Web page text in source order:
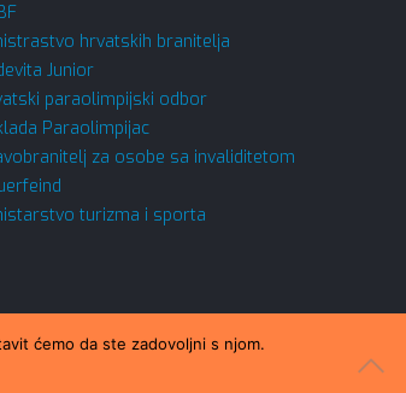
hrvatskih branitelja
Junior
paraolimpijski odbor
Paraolimpijac
za osobe sa invaliditetom
turizma i sporta
ćemo da ste zadovoljni s njom.